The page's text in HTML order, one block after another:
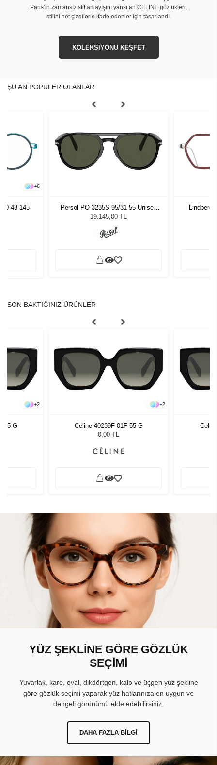
Paris’in zamansız stil anlayışını yansıtan CELINE gözlükleri,
stilini net çizgilerle ifade edenler için tasarlandı.
KOLEKSİYONU KEŞFET
ŞU AN POPÜLER OLANLAR
+6
43 145
Persol PO 3235S 95/31 55 Unisex
Güneş Gözlüğü
19.145,00 TL
Lindberg
SON BAKTIĞINIZ ÜRÜNLER
+2
55 G
+2
Celine 40239F 01F 55 G
0,00 TL
YÜZ ŞEKLİNE GÖRE GÖZLÜK
SEÇİMİ
Yuvarlak, kare, oval, dikdörtgen, kalp ve üçgen yüz şekline
göre gözlük seçimi yaparak yüz hatlarınıza en uygun ve
dengeli görünümü elde edebilirsiniz.
DAHA FAZLA BILGI